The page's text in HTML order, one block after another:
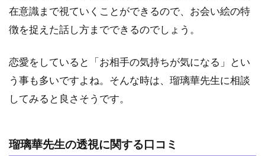
在意識まで視ていくことができるので、お会い絵の特
徴を捉えた話し方までできるのでしょう。
恋愛をしていると「お相手の気持ちが気になる」とい
う事も多いですよね。そんな時は、瑠璃華先生に相談
してみると良さそうです。
瑠璃華先生の透視に関する口コミ